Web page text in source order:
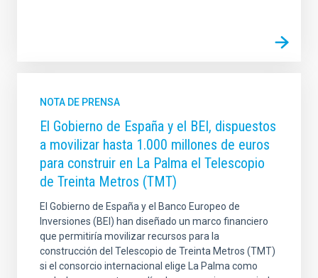
NOTA DE PRENSA
El Gobierno de España y el BEI, dispuestos
a movilizar hasta 1.000 millones de euros
para construir en La Palma el Telescopio
de Treinta Metros (TMT)
El Gobierno de España y el Banco Europeo de
Inversiones (BEI) han diseñado un marco financiero
que permitiría movilizar recursos para la
construcción del Telescopio de Treinta Metros (TMT)
si el consorcio internacional elige La Palma como